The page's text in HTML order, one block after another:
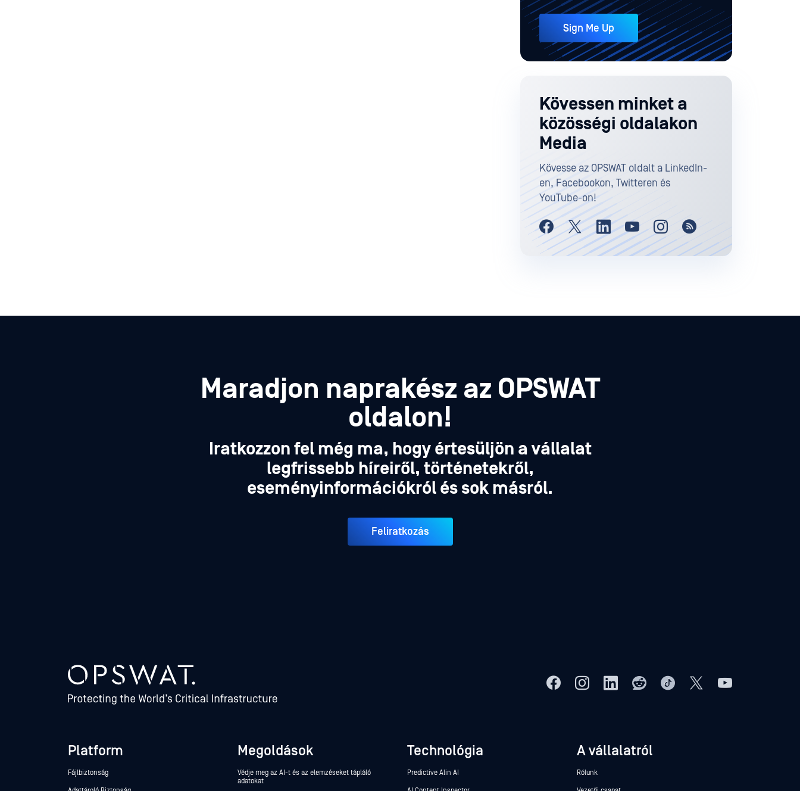
Sign Me Up
Kövessen minket a
közösségi oldalakon
Media
Kövesse az OPSWAT oldalt a LinkedIn-
en, Facebookon, Twitteren és
YouTube-on!
Maradjon naprakész az OPSWAT
oldalon!
Iratkozzon fel még ma, hogy értesüljön a vállalat
legfrissebb híreiről, történetekről,
eseményinformációkról és sok másról.
Feliratkozás
Platform
Fájlbiztonság
Megoldások
Védje meg az AI-t és az elemzéseket tápláló
adatokat
Technológia
Predictive Alin AI
A vállalatról
Rólunk